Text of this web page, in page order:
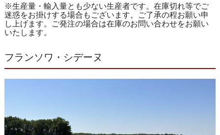
※生産量・輸入量とも少ない生産者です。在庫切れ等でご
迷惑をお掛けする場合もございます。ご了承の程お願い申
し上げます。ご発注の場合は在庫のお問い合わせをお願い
いたします。
フランソワ・シデーヌ